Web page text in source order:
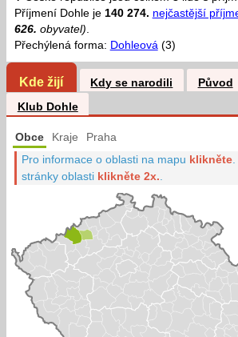
Příjmení Dohle je 140 274. nejčastější
626. obyvatel).
Přechýlená forma: Dohleová(3)
Kde žijí Kdy se narodili Původ
Klub Dohle
Obce Kraje Praha
Pro informace o oblasti na mapu klikněte
stránky oblasti klikněte 2x.